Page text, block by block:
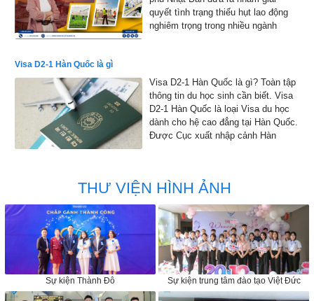
quyết tình trạng thiếu hụt lao động
nghiêm trọng trong nhiều ngành
Visa D2-1 Hàn Quốc là gì
Visa D2-1 Hàn Quốc là gì? Toàn tập
thông tin du học sinh cần biết. Visa
D2-1 Hàn Quốc là loại Visa du học
dành cho hệ cao đẳng tại Hàn Quốc.
Được Cục xuất nhập cảnh Hàn
THƯ VIỆN HÌNH ẢNH
Sự kiện Thành Đô Sự kiện trung tâm đào tạo Việt Đức